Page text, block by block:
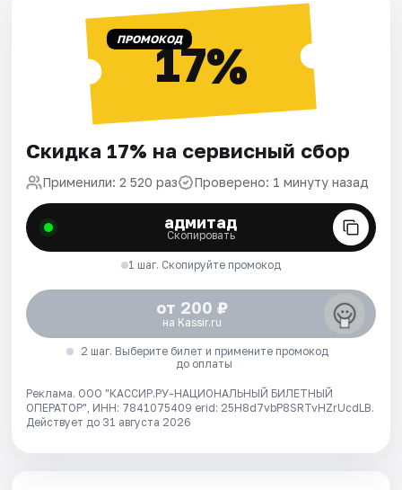
ПРОМОКОД17%
Скидка 17% на сервисный сбор
Применили: 2 520 раз Проверено: 1 минуту назад
адмитад
Скопировать
1 шаг. Скопируйте промокод
от 200 ₽
на Kassir.ru
2 шаг. Выберите билет и примените промокод
до оплаты
Реклама. ООО "КАССИР.РУ-НАЦИОНАЛЬНЫЙ БИЛЕТНЫЙ
ОПЕРАТОР", ИНН: 7841075409 erid: 25H8d7vbP8SRTvHZrUcdLB.
Действует до 31 августа 2026